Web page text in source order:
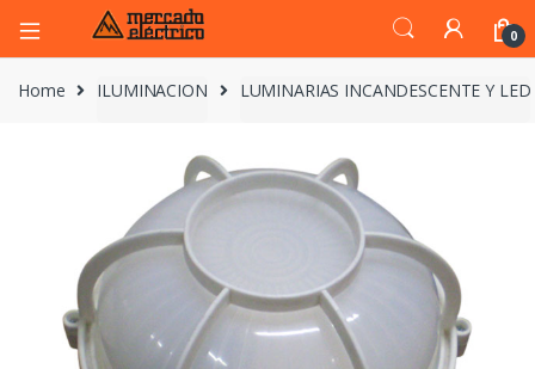
0
Home ILUMINACION LUMINARIAS INCANDESCENTE Y LED